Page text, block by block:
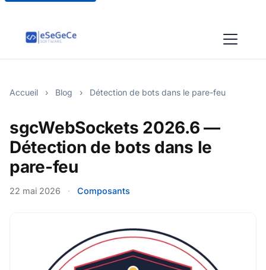
Accueil › Blog › Détection de bots dans le pare-feu
sgcWebSockets 2026.6 —
Détection de bots dans le
pare-feu
22 mai 2026 · Composants